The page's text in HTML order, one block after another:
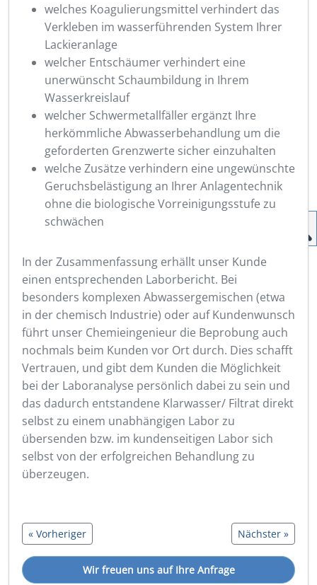
welches Koagulierungsmittel verhindert das
Verkleben im wasserführenden System Ihrer
Lackieranlage
welcher Entschäumer verhindert eine
unerwünscht Schaumbildung in Ihrem
Wasserkreislauf
welcher Schwermetallfäller ergänzt Ihre
herkömmliche Abwasserbehandlung um die
geforderten Grenzwerte sicher einzuhalten
welche Zusätze verhindern eine ungewünschte
Geruchsbelästigung an Ihrer Anlagentechnik
ohne die biologische Vorreinigungsstufe zu
schwächen
In der Zusammenfassung erhällt unser Kunde
einen entsprechenden Laborbericht. Bei
besonders komplexen Abwassergemischen (etwa
in der chemisch Industrie) oder auf Kundenwunsch
führt unser Chemieingenieur die Beprobung auch
nochmals beim Kunden vor Ort durch. Dies schafft
Vertrauen, und gibt dem Kunden die Möglichkeit
bei der Laboranalyse persönlich dabei zu sein und
das dadurch entstandene Klarwasser/ Filtrat direkt
selbst zu einem unabhängigen Labor zu
übersenden bzw. im kundenseitigen Labor sich
selbst von der erfolgreichen Behandlung zu
überzeugen.
« Vorheriger Nächster »
Wir freuen uns auf Ihre Anfrage